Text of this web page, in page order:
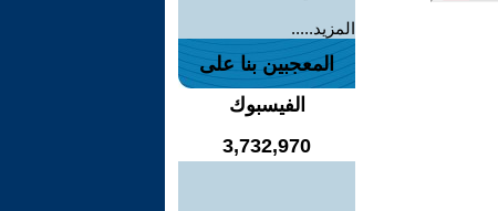
المزيد.....
المعجبين بنا على
الفيسبوك
3,732,970